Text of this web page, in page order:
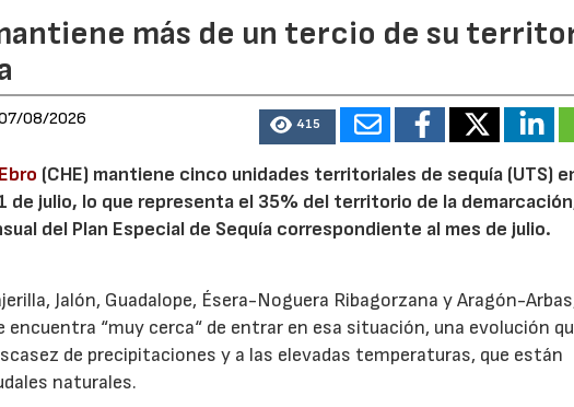
más de un tercio de su
08/2026 415
(CHE) mantiene cinco unidades territoriales de sequía (UTS)
de julio, lo que representa el 35% del territorio de la
del Plan Especial de Sequía correspondiente al mes de julio.
Jalón, Guadalope, Ésera-Noguera Ribagorzana y Aragón-
“muy cerca“ de entrar en esa situación, una evolución
de precipitaciones y a las elevadas temperaturas, que están
naturales.